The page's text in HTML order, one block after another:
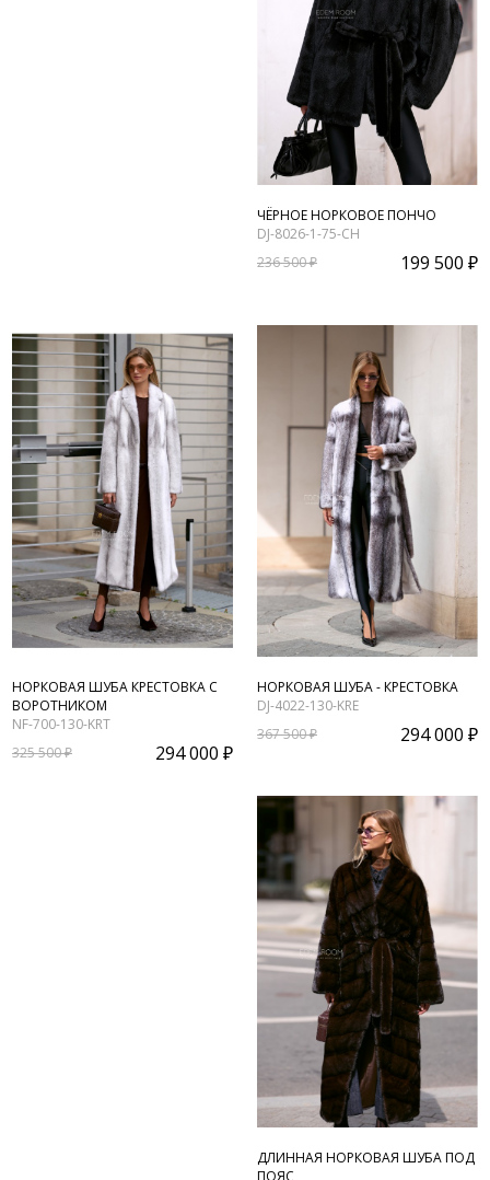
ЧЁРНОЕ НОРКОВОЕ ПОНЧО
DJ-8026-1-75-CH
236 500 ₽
199 500 ₽
НОРКОВАЯ ШУБА КРЕСТОВКА С
ВОРОТНИКОМ
NF-700-130-KRT
325 500 ₽
294 000 ₽
НОРКОВАЯ ШУБА - КРЕСТОВКА
DJ-4022-130-KRE
367 500 ₽
294 000 ₽
ДЛИННАЯ НОРКОВАЯ ШУБА ПОД